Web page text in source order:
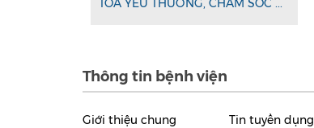
Thông tin bệnh viện
Giới thiệu chung Tin tuyển dụng